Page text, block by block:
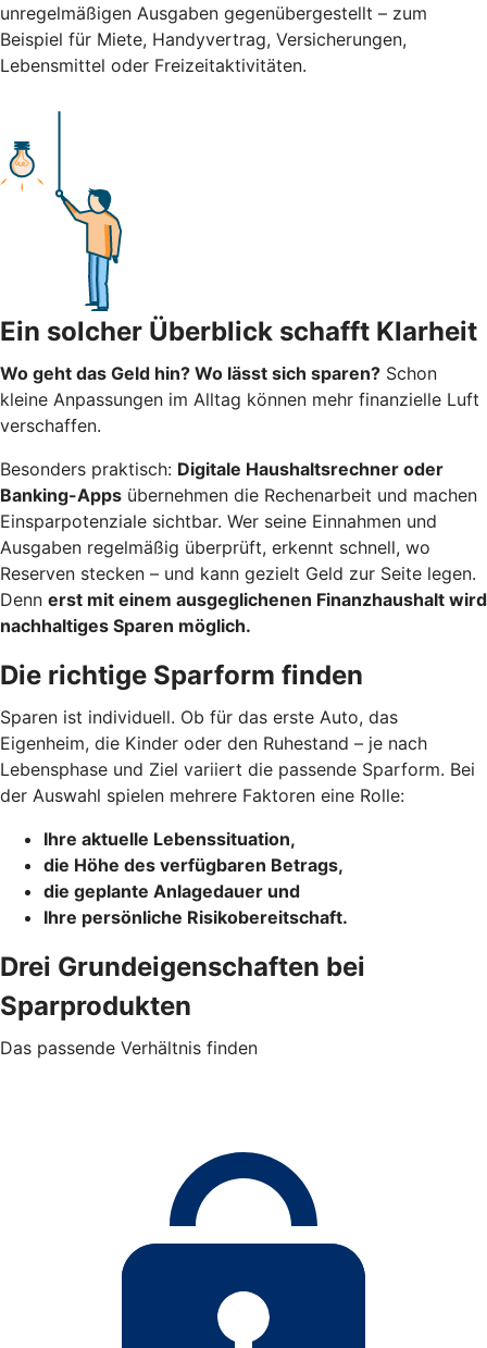
unregelmäßigen Ausgaben gegenübergestellt – zum
Beispiel für Miete, Handyvertrag, Versicherungen,
Lebensmittel oder Freizeitaktivitäten.
Ein solcher Überblick schafft Klarheit
Wo geht das Geld hin? Wo lässt sich sparen? Schon
kleine Anpassungen im Alltag können mehr finanzielle Luft
verschaffen.
Besonders praktisch: Digitale Haushaltsrechner oder
Banking-Apps übernehmen die Rechenarbeit und machen
Einsparpotenziale sichtbar. Wer seine Einnahmen und
Ausgaben regelmäßig überprüft, erkennt schnell, wo
Reserven stecken – und kann gezielt Geld zur Seite legen.
Denn erst mit einem ausgeglichenen Finanzhaushalt wird
nachhaltiges Sparen möglich.
Die richtige Sparform finden
Sparen ist individuell. Ob für das erste Auto, das
Eigenheim, die Kinder oder den Ruhestand – je nach
Lebensphase und Ziel variiert die passende Sparform. Bei
der Auswahl spielen mehrere Faktoren eine Rolle:
Ihre aktuelle Lebenssituation,
die Höhe des verfügbaren Betrags,
die geplante Anlagedauer und
Ihre persönliche Risikobereitschaft.
Drei Grundeigenschaften bei
Sparprodukten
Das passende Verhältnis finden